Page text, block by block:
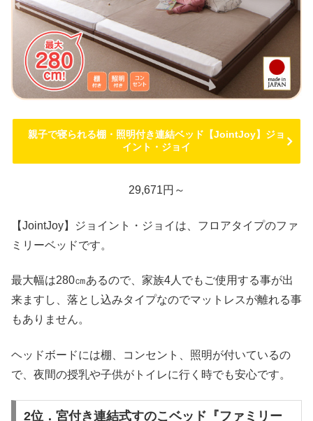
親子で寝られる棚・照明付き連結ベッド【JointJoy】ジョ
イント・ジョイ
29,671円～
【JointJoy】ジョイント・ジョイは、フロアタイプのファ
ミリーベッドです。
最大幅は280㎝あるので、家族4人でもご使用する事が出
来ますし、落とし込みタイプなのでマットレスが離れる事
もありません。
ヘッドボードには棚、コンセント、照明が付いているの
で、夜間の授乳や子供がトイレに行く時でも安心です。
2位．宮付き連結式すのこベッド『ファミリー